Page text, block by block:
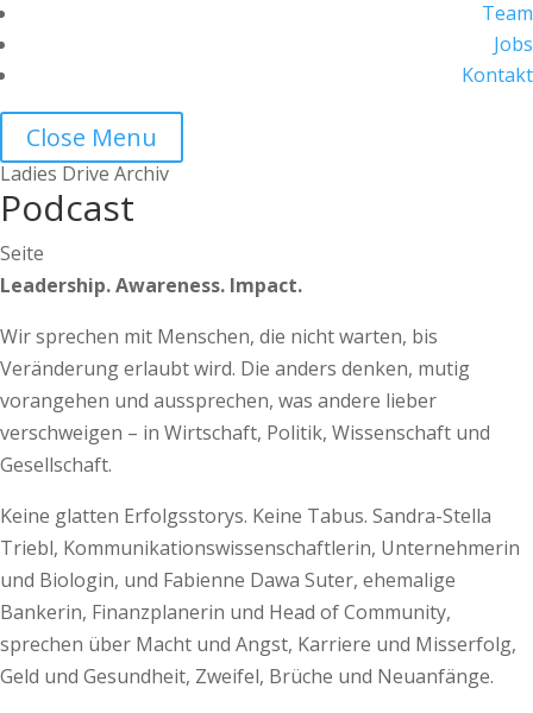
Team
Jobs
Kontakt
Close Menu
Ladies Drive Archiv
Podcast
Seite
Leadership. Awareness. Impact.
Wir sprechen mit Menschen, die nicht warten, bis
Veränderung erlaubt wird. Die anders denken, mutig
vorangehen und aussprechen, was andere lieber
verschweigen – in Wirtschaft, Politik, Wissenschaft und
Gesellschaft.
Keine glatten Erfolgsstorys. Keine Tabus. Sandra-Stella
Triebl, Kommunikationswissenschaftlerin, Unternehmerin
und Biologin, und Fabienne Dawa Suter, ehemalige
Bankerin, Finanzplanerin und Head of Community,
sprechen über Macht und Angst, Karriere und Misserfolg,
Geld und Gesundheit, Zweifel, Brüche und Neuanfänge.